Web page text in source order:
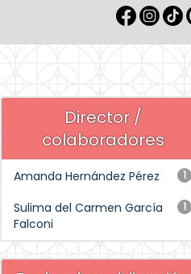
Director /
colaboradores
1
Amanda Hernández Pérez
1
Sulima del Carmen García
Falconi